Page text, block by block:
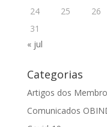
24
25 26
31
« jul
Categorias
Artigos dos
Comunicados